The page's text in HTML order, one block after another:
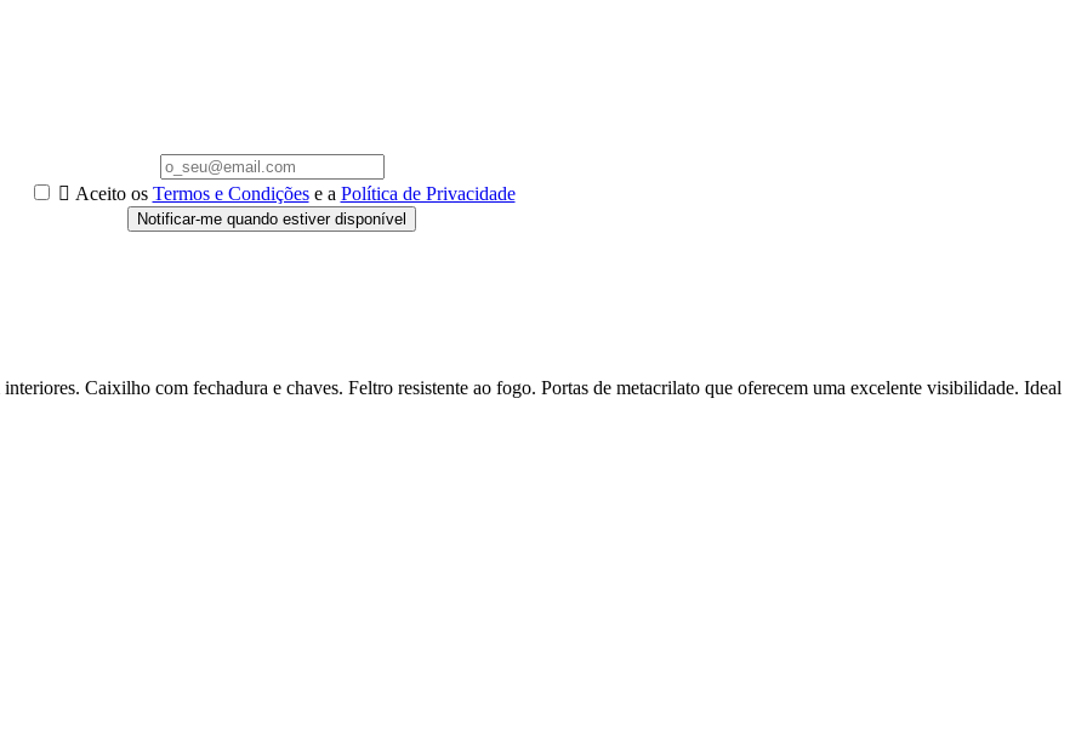
 Aceito os Termos e Condiçõese a Política de Privacidade
Notificar-me quando estiver disponível
Caixilho com fechadura e chaves. Feltro resistente ao fogo. Portas de metacrilato que oferecem uma excelente visibilidade. Ideal